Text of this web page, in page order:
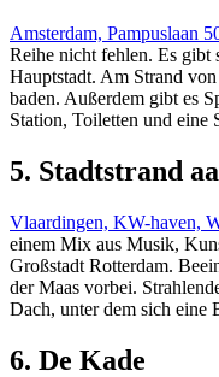
Amsterdam, Pampuslaan
Reihe nicht fehlen. Es gibt
Hauptstadt. Am Strand
baden. Außerdem gibt es
Station, Toiletten und eine
5. Stadtstrand
Vlaardingen, KW-haven,
einem Mix aus Musik,
Großstadt Rotterdam.
der Maas vorbei.
Dach, unter dem sich eine
6. De Kade